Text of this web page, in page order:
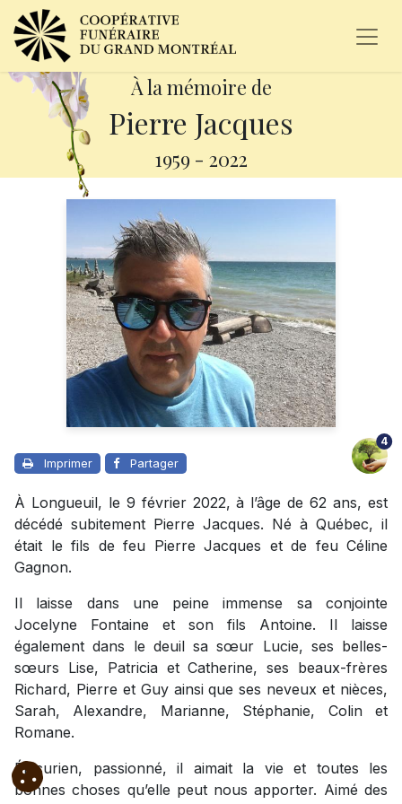
À la mémoire de
Pierre Jacques
1959 - 2022
Imprimer Partager
4
À Longueuil, le 9 février 2022, à l’âge de 62 ans, est
décédé subitement Pierre Jacques. Né à Québec, il
était le fils de feu Pierre Jacques et de feu Céline
Gagnon.
Il laisse dans une peine immense sa conjointe
Jocelyne Fontaine et son fils Antoine. Il laisse
également dans le deuil sa sœur Lucie, ses belles-
sœurs Lise, Patricia et Catherine, ses beaux-frères
Richard, Pierre et Guy ainsi que ses neveux et nièces,
Sarah, Alexandre, Marianne, Stéphanie, Colin et
Romane.
Épicurien, passionné, il aimait la vie et toutes les
bonnes choses qu’elle peut nous apporter. Aimé des